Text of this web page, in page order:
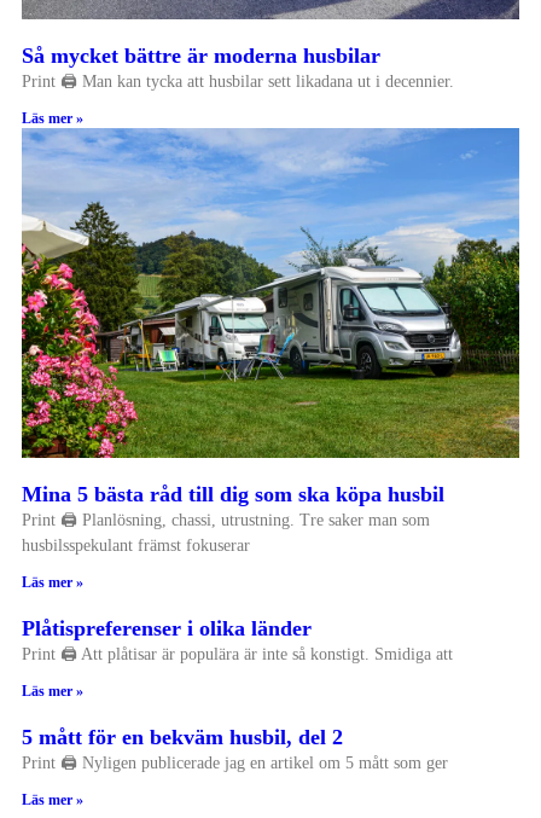
Så mycket bättre är moderna husbilar
Print 🖨 Man kan tycka att husbilar sett likadana ut i decennier.
Läs mer »
Mina 5 bästa råd till dig som ska köpa husbil
Print 🖨 Planlösning, chassi, utrustning. Tre saker man som
husbilsspekulant främst fokuserar
Läs mer »
Plåtispreferenser i olika länder
Print 🖨 Att plåtisar är populära är inte så konstigt. Smidiga att
Läs mer »
5 mått för en bekväm husbil, del 2
Print 🖨 Nyligen publicerade jag en artikel om 5 mått som ger
Läs mer »